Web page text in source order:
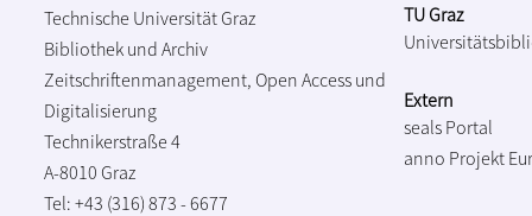
Technische Universität Graz
Bibliothek und Archiv
Zeitschriftenmanagement, Open Access und
Digitalisierung
Technikerstraße 4
A-8010 Graz
Tel: +43 (316) 873 - 6677
TU Graz
Extern
seals Portal
anno Projekt